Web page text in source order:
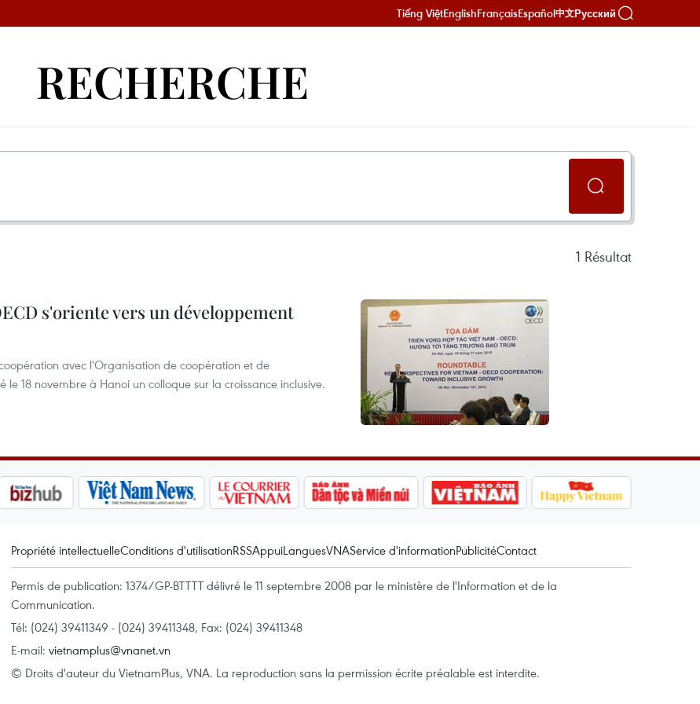
Tiếng ViệtEnglishFrançaisEspañol中文Русский
RECHERCHE
1 Résultat
s'oriente vers un développement
avec l'Organisation de coopération et de
18 novembre à Hanoi un colloque sur la croissance inclusive.
Propriété intellectuelleConditions d'utilisationRSSAppuiLanguesVNAService d'informationPublicitéContact
Permis de publication: 1374/GP-BTTTT délivré le 11 septembre 2008 par le ministère de l'Information et de la
Communication.
Tél: (024) 39411349 - (024) 39411348, Fax: (024) 39411348
E-mail: vietnamplus@vnanet.vn
© Droits d'auteur du VietnamPlus, VNA. La reproduction sans la permission écrite préalable est interdite.